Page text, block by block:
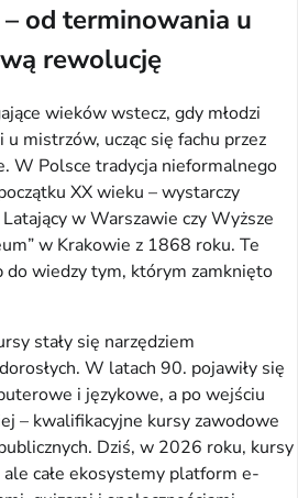
od terminowania u
rewolucję
wieków wstecz, gdy młodzi
mistrzów, ucząc się fachu przez
W Polsce tradycja nieformalnego
XX wieku – wystarczy
w Warszawie czy Wyższe
w Krakowie z 1868 roku. Te
do wiedzy tym, którym zamknięto
stały się narzędziem
W latach 90. pojawiły się
i językowe, a po wejściu
– kwalifikacyjne kursy zawodowe
Dziś, w 2026 roku, kursy
całe ekosystemy platform e-